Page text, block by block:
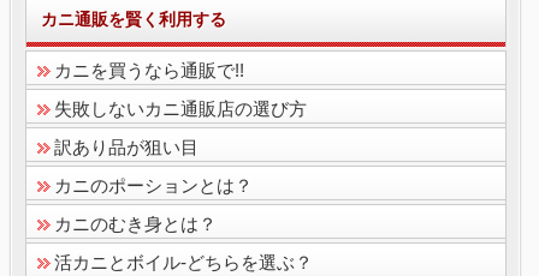
カニ通販を賢く利用する
カニを買うなら通販で!!
失敗しないカニ通販店の選び方
訳あり品が狙い目
カニのポーションとは？
カニのむき身とは？
活カニとボイル-どちらを選ぶ？